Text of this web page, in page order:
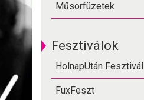
Műsorfüzetek
Fesztiválok
HolnapUtán Fesztivál
FuxFeszt